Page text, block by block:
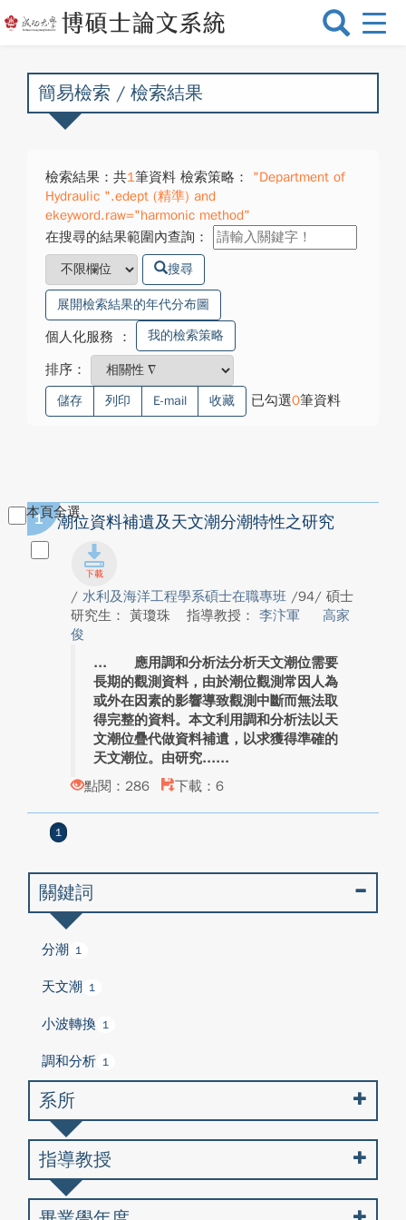
選
換
簡易檢索 / 檢索結果
檢索結果：共1筆資料 檢索策略：
"Department of
Hydraulic ".edept (精準) and
ekeyword.raw="harmonic method"
在搜尋的結果範圍內查詢：
搜尋
展開檢索結果的年代分布圖
個人化服務 ： 我的檢索策略
排序：
儲存 列印 E-mail 收藏 已勾選0筆資料
本頁全選
1 潮位資料補遺及天文潮分潮特性之研究
/ 水利及海洋工程學系碩士在職專班 /94/ 碩士
研究生： 黃瓊珠
指導教授： 李汴軍
高家
俊
應用調和分析法分析天文潮位需要
長期的觀測資料，由於潮位觀測常因人為
或外在因素的影響導致觀測中斷而無法取
得完整的資料。本文利用調和分析法以天
文潮位疊代做資料補遺，以求獲得準確的
天文潮位。由研究...
點閱：286
下載：6
1
關鍵詞
分潮 1
天文潮 1
小波轉換 1
調和分析 1
系所
指導教授